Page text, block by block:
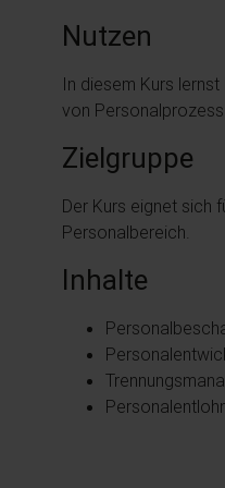
Nutzen
In diesem Kurs
von
Zielgruppe
Der Kurs eignet sich
Personalbereich.
Inhalte